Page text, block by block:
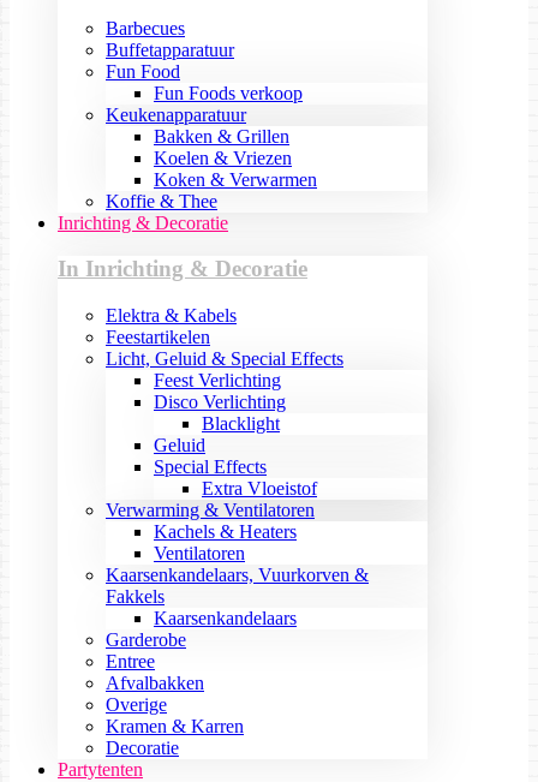
Barbecues
Buffetapparatuur
Fun Food
Fun Foods verkoop
Keukenapparatuur
Bakken & Grillen
Koelen & Vriezen
Koken & Verwarmen
Koffie & Thee
Inrichting & Decoratie
In Inrichting & Decoratie
Elektra & Kabels
Feestartikelen
Licht, Geluid & Special Effects
Feest Verlichting
Disco Verlichting
Blacklight
Geluid
Special Effects
Extra Vloeistof
Verwarming & Ventilatoren
Kachels & Heaters
Ventilatoren
Kaarsenkandelaars, Vuurkorven &
Fakkels
Kaarsenkandelaars
Garderobe
Entree
Afvalbakken
Overige
Kramen & Karren
Decoratie
Partytenten